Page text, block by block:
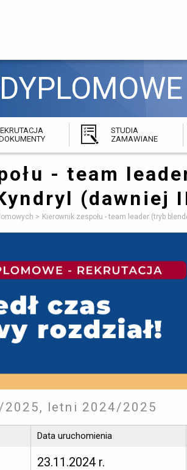
STUDIA
ZAMAWIANE
- team
(dawniej
Kierownik zespołu - team leader (tryb
2025, letni 2024/2025
Data uruchomienia
23.11.2024 r.